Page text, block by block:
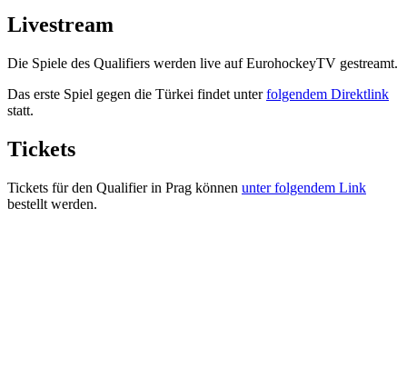
Livestream
Die Spiele des Qualifiers werden live auf EurohockeyTV gestreamt.
Das erste Spiel gegen die Türkei findet unterfolgendem Direktlink
statt.
Tickets
Tickets für den Qualifier in Prag können unter folgendem Link
bestellt werden.